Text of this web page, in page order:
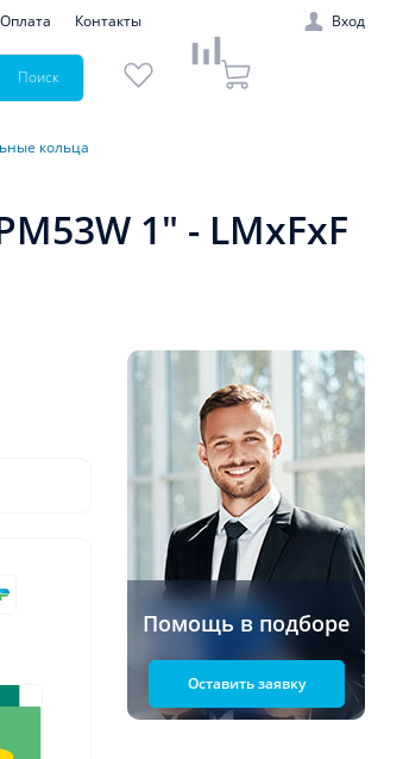
Оплата Контакты Вход
Поиск
кольца
1" - LMxFxF
Помощь в подборе
Оставить заявку